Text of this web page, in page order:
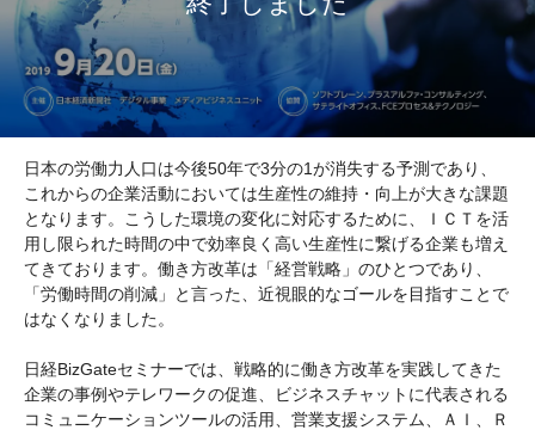
日本の労働力人口は今後50年で3分の1が消失する予測であり、
これからの企業活動においては生産性の維持・向上が大きな課題
となります。こうした環境の変化に対応するために、ＩＣＴを活
用し限られた時間の中で効率良く高い生産性に繋げる企業も増え
てきております。働き方改革は「経営戦略」のひとつであり、
「労働時間の削減」と言った、近視眼的なゴールを目指すことで
はなくなりました。
日経BizGateセミナーでは、戦略的に働き方改革を実践してきた
企業の事例やテレワークの促進、ビジネスチャットに代表される
コミュニケーションツールの活用、営業支援システム、ＡＩ、Ｒ